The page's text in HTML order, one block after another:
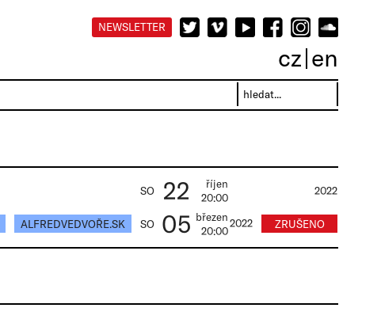
NEWSLETTER
cz en
SO 22
říjen
20:00
2022
ALFREDVEDVOŘE.SK SO 05 březen
20:00
2022 ZRUŠENO